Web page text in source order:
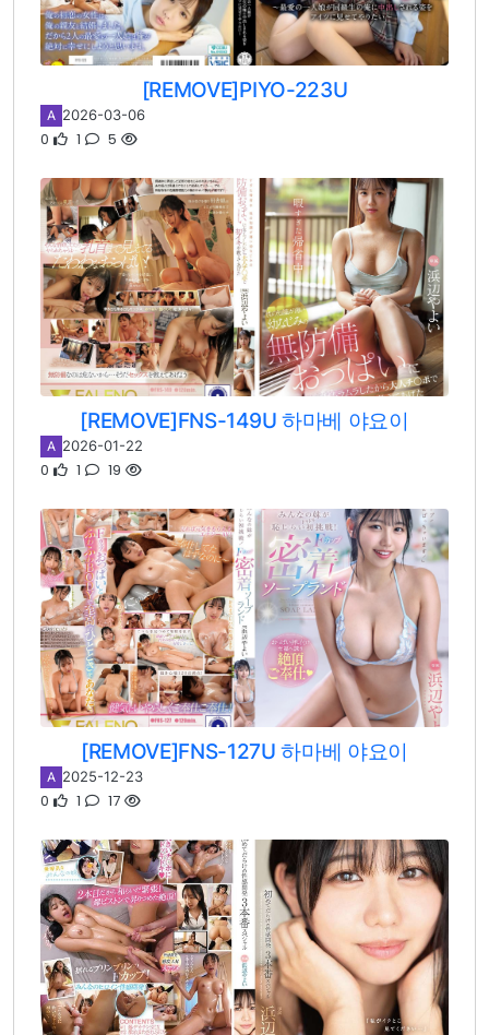
[REMOVE]PIYO-223U
A 2026-03-06
0 1 5
[REMOVE]FNS-149U 하마베 야요이
A 2026-01-22
0 1 19
[REMOVE]FNS-127U 하마베 야요이
A 2025-12-23
0 1 17